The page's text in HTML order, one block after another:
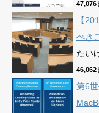
47,076
【
べき
たい
46,062
第6